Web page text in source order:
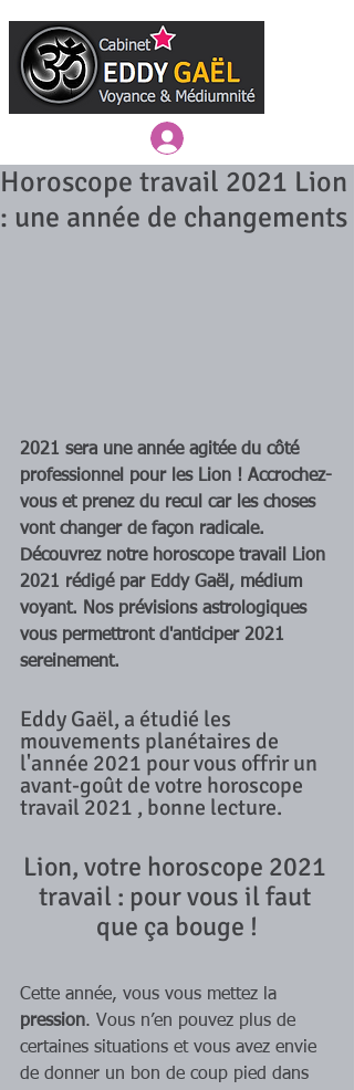
Horoscope travail 2021 Lion
: une année de changements
2021 sera une année agitée du côté
professionnel pour les Lion ! Accrochez-
vous et prenez du recul car les choses
vont changer de façon radicale.
Découvrez notre horoscope travail Lion
2021 rédigé par Eddy Gaël, médium
voyant. Nos prévisions astrologiques
vous permettront d'anticiper 2021
sereinement.
Eddy Gaël, a étudié les
mouvements planétaires de
l'année 2021 pour vous offrir un
avant-goût de votre horoscope
travail 2021 , bonne lecture.
Lion, votre horoscope 2021
travail : pour vous il faut
que ça bouge !
Cette année, vous vous mettez la
pression. Vous n’en pouvez plus de
certaines situations et vous avez envie
de donner un bon de coup pied dans